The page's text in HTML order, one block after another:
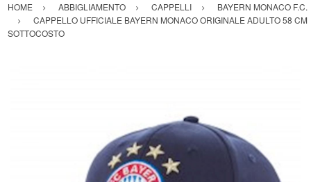
HOME ABBIGLIAMENTO CAPPELLI
BAYERN MONACO F.C.
CAPPELLO UFFICIALE BAYERN MONACO ORIGINALE ADULTO 58 CM
SOTTOCOSTO